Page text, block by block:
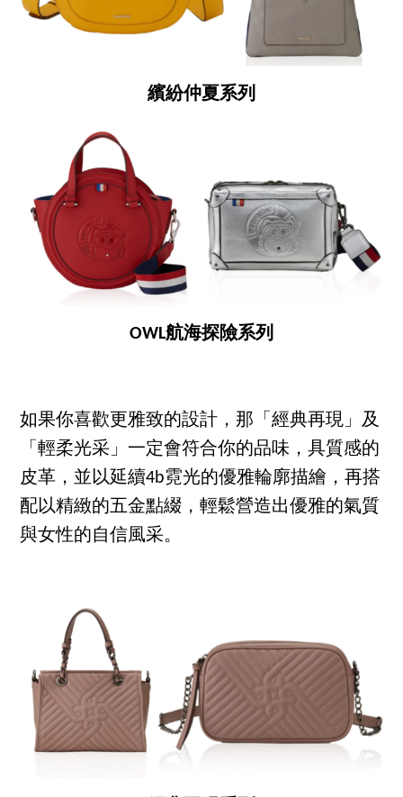
繽紛仲夏系列
OWL航海探險系列
如果你喜歡更雅致的設計，那「經典再現」及
「輕柔光采」一定會符合你的品味，具質感的
皮革，並以延續4b霓光的優雅輪廓描繪，再搭
配以精緻的五金點綴，輕鬆營造出優雅的氣質
與女性的自信風采。